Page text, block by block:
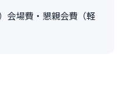
会場費・懇親会費（軽